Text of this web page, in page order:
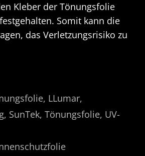
Kleber der Tönungsfolie
Somit kann die
das Verletzungsrisiko zu
, LLumar,
, SunTek, Tönungsfolie, UV-